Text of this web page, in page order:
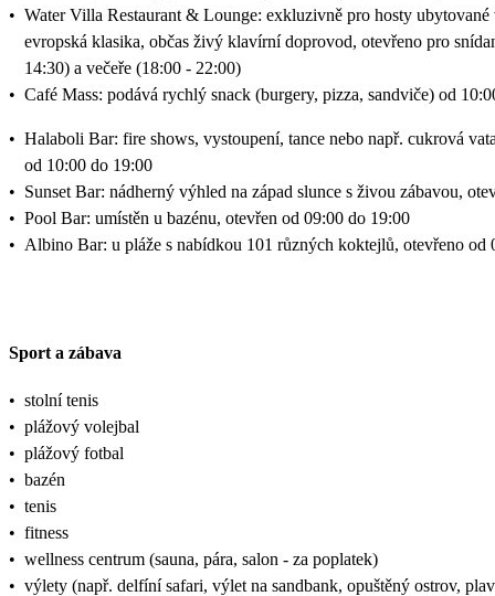
• Water Villa Restaurant & Lounge: exkluzivně pro hosty
evropská klasika, občas živý klavírní doprovod, otevřeno pro
14:30) a večeře (18:00 - 22:00)
• Café Mass: podává rychlý snack (burgery, pizza, sandviče) od
• Halaboli Bar: fire shows, vystoupení, tance nebo např. cukrová
od 10:00 do 19:00
• Sunset Bar: nádherný výhled na západ slunce s živou zábavou,
• Pool Bar: umístěn u bazénu, otevřen od 09:00 do 19:00
• Albino Bar: u pláže s nabídkou 101 různých koktejlů, otevřeno od
Sport a zábava
• stolní tenis
• plážový volejbal
• plážový fotbal
• bazén
• tenis
• fitness
• wellness centrum (sauna, pára, salon - za poplatek)
• výlety (např. delfíní safari, výlet na sandbank, opuštěný ostrov,